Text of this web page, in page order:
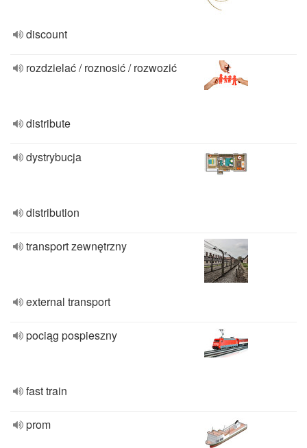
discount
rozdzielać / roznosić / rozwozić
distribute
dystrybucja
distribution
transport zewnętrzny
external transport
pociąg pospieszny
fast train
prom